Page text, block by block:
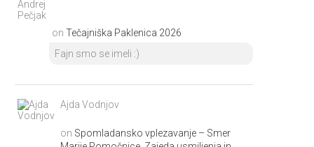
on Tečajniška Paklenica 2026
Fajn smo se imeli :)
Ajda Vodnjov
on Spomladansko vplezavanje – Smer